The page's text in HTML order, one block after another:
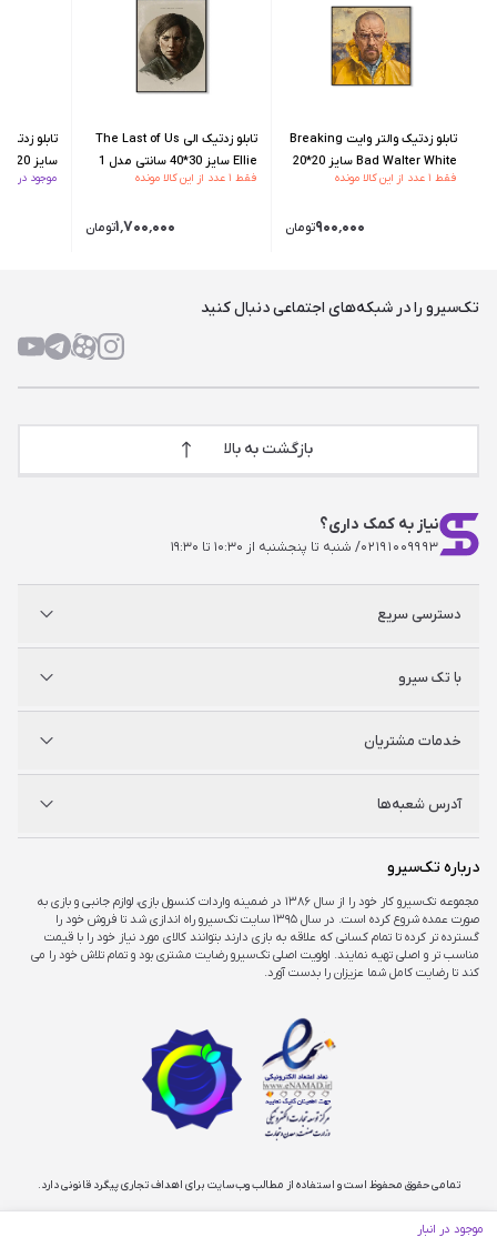
موجود در انبار
تابلو زدتیک والتر وایت Breaking
Bad Walter White سایز 20*20
سانتی مدل 2
فقط ۱ عدد از این کالا مونده
۹۰۰٬۰۰۰تومان
تابلو زدتیک الی The Last of Us
Ellie سایز 30*40 سانتی مدل 1
فقط ۱ عدد از این کالا مونده
۱٬۷۰۰٬۰۰۰تومان
سایز 20*30 سانتی مدل 1
موجود در
تک‌سیرو را در شبکه‌های اجتماعی دنبال کنید
نیاز به کمک داری؟
۰۲۱۹۱۰۰۹۹۹۳/ شنبه تا پنجشنبه از ۱۰:۳۰ تا ۱۹:۳۰
بازگشت به بالا
دسترسی سریع
ایکس‌باکس
شگفت سیرو
با تک سیرو
راه‌های ارتباطی
مجله خبری
خدمات مشتریان
راهنمای اکانت‌ها
شرایط و قوانین
آدرس شعبه‌ها
شعبه مرکزی
شعبه چارسو
تهران، خیابان جمهوری، تقاطع حافظ، پاساژ چارسو، طبقه منفی یک، پلاک A۴۸
شعبه اپال
درباره تک‌سیرو
مجموعه تک‌سیرو کار خود را از سال ۱۳۸۶ در ضمینه واردات کنسول بازی، لوازم جانبی و بازی به
صورت عمده شروع کرده است. در سال ۱۳۹۵ سایت تک‌سیرو راه اندازی شد تا فروش خود را
گسترده تر کرده تا تمام کسانی که علاقه به بازی دارند بتوانند کالای مورد نیاز خود را با قیمت
مناسب تر و اصلی تهیه نمایند. اولویت اصلی تک‌سیرو رضایت مشتری بود و تمام تلاش خود را می
کند تا رضایت کامل شما عزیزان را بدست آورد.
تمامی حقوق محفوظ است و استفاده از مطالب وب‌سایت برای اهداف تجاری پیگرد قانونی دارد.